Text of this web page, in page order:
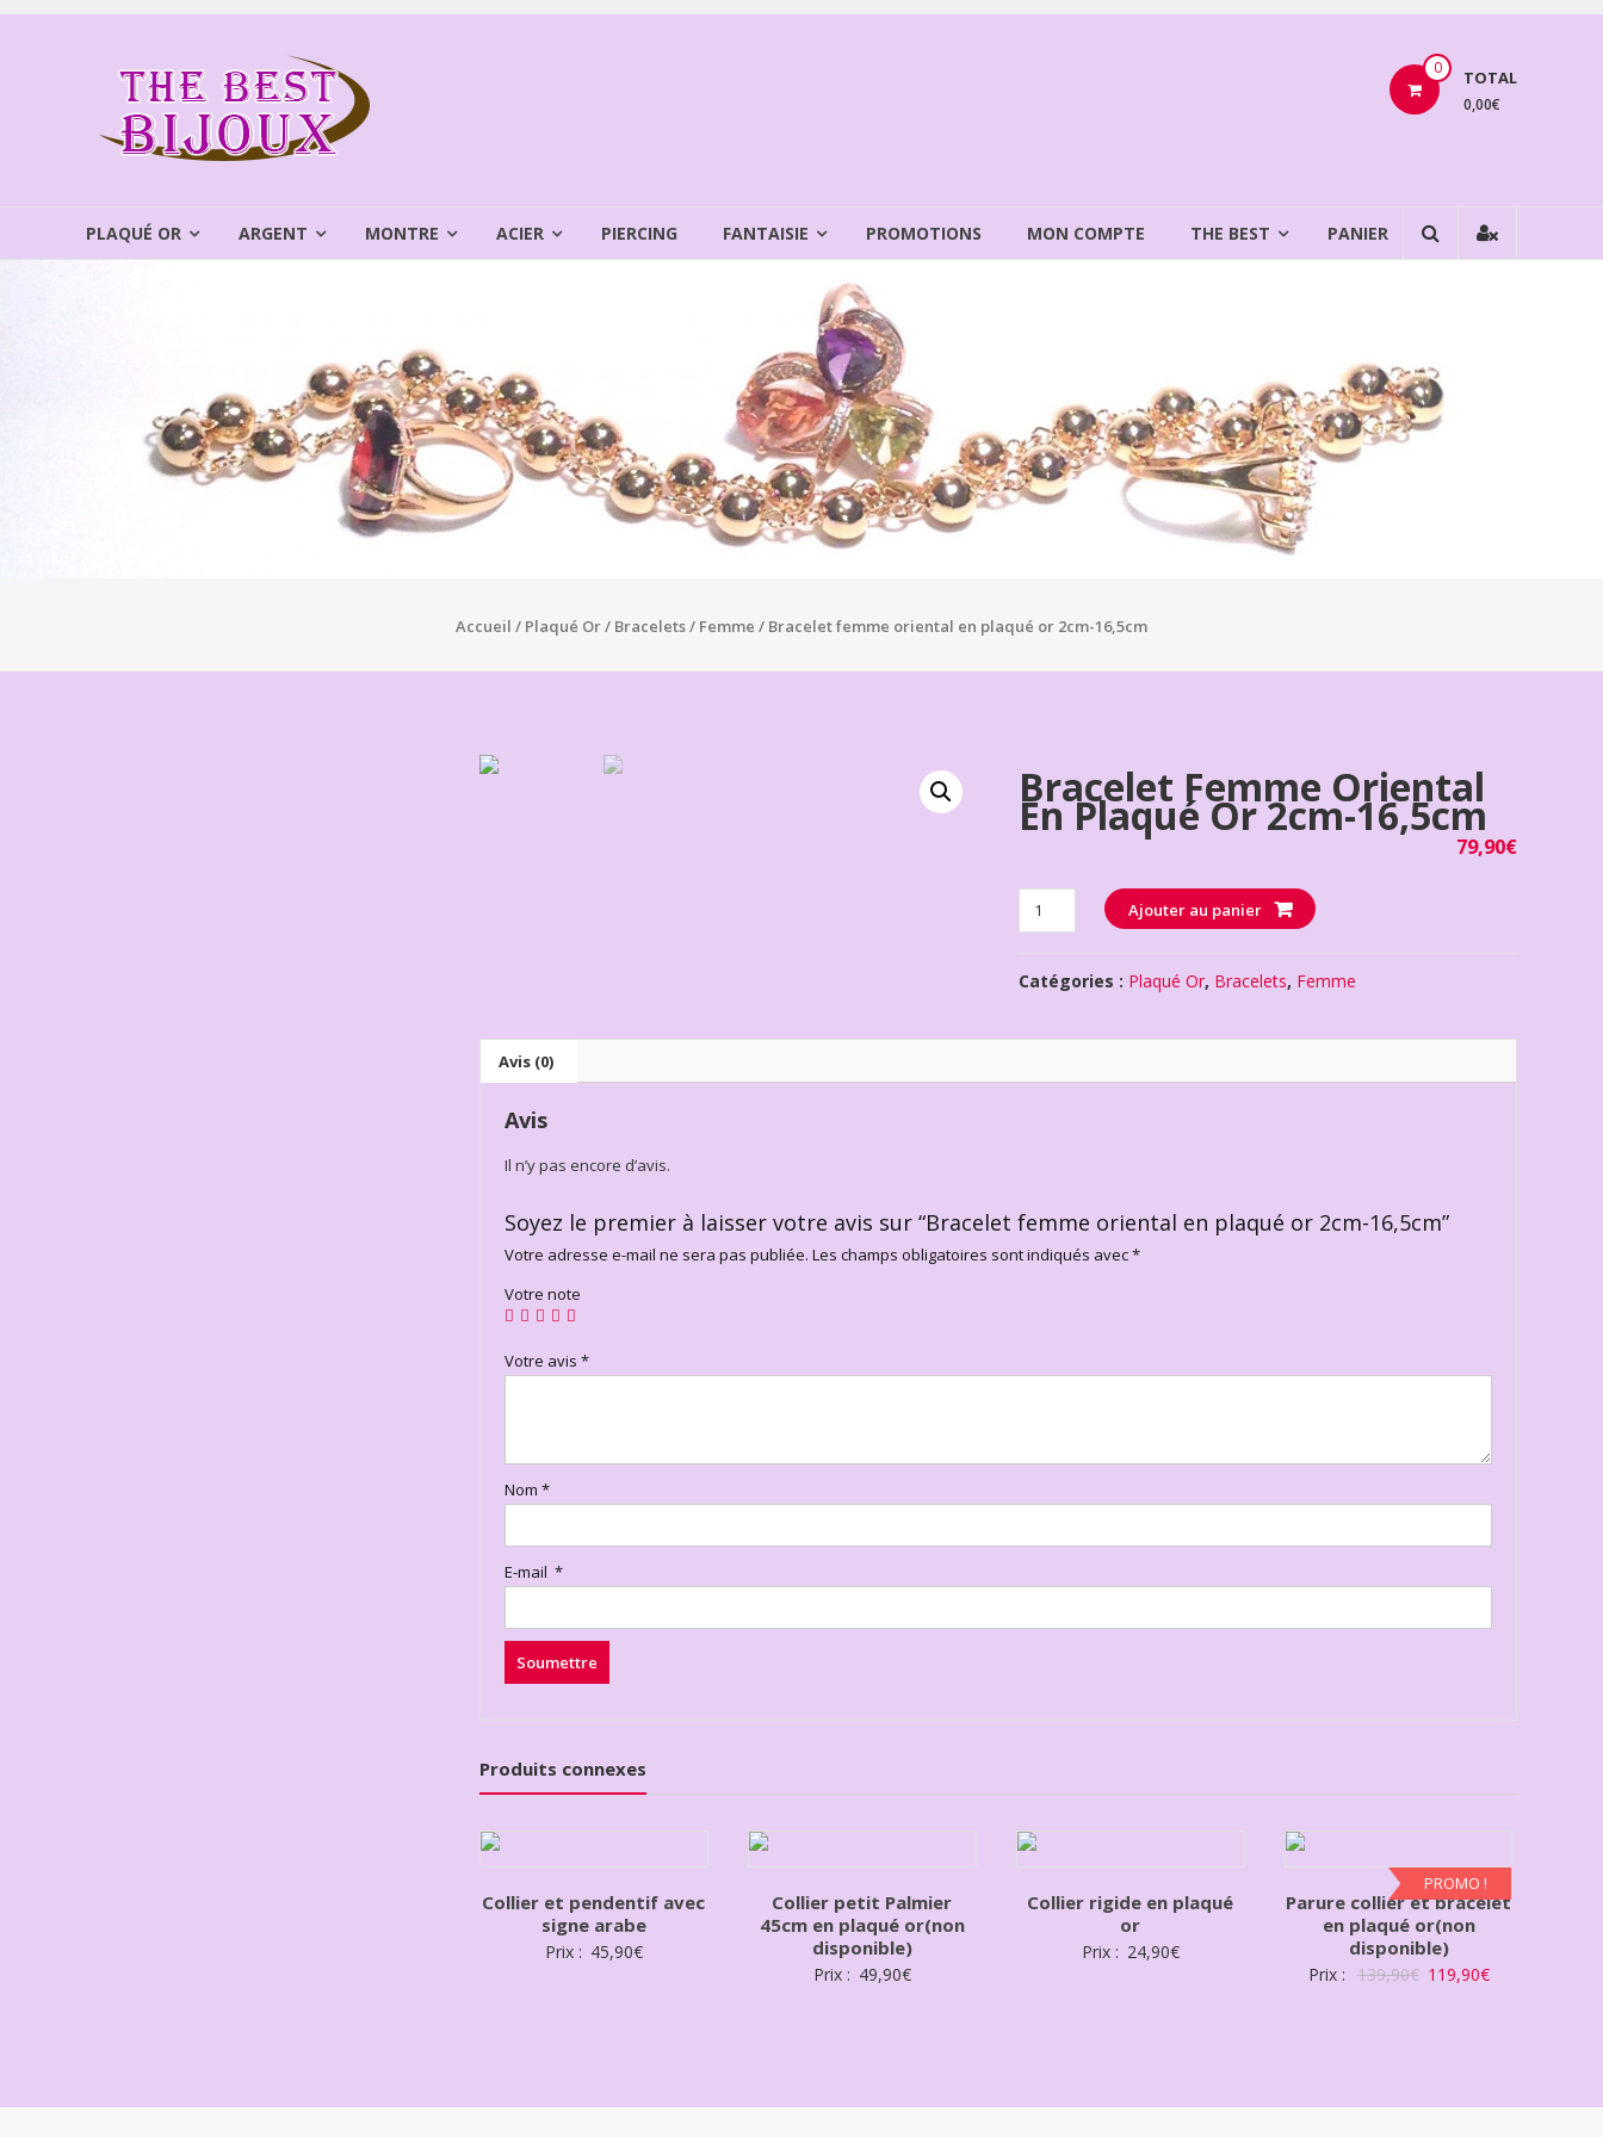
Aller
THEBEST
BIJOUX
VENTE
0 TOTAL
0,00€
PLAQUÉ OR ARGENT MONTRE ACIER PIERCING FANTAISIE PROMOTIONS MON COMPTE THE BEST PANIER
Accueil / Plaqué Or/ Bracelets/ Femme / Bracelet femme oriental en plaqué or 2cm-16,5cm
Bracelet Femme Oriental
En Plaqué Or 2cm-16,5cm
79,90€
Quantité Ajouter au panier
Catégories : Plaqué Or, Bracelets, Femme
Avis (0)
Avis
Il n’y pas encore d’avis.
Soyez le premier à laisser votre avis sur “Bracelet femme oriental en plaqué or 2cm-16,5cm”
Votre adresse e-mail ne sera pas publiée. Les champs obligatoires sont indiqués avec*
Votre note
Votre avis *
Nom *
E-mail *
Produits connexes
Collier et pendentif avec
signe arabe
Prix : 45,90€
Collier petit Palmier
45cm en plaqué or(non
disponible)
Prix : 49,90€
Collier rigide en plaqué
or
Prix : 24,90€
PROMO !
Parure collier et bracelet
en plaqué or(non
disponible)
Prix : 139,90€ 119,90€